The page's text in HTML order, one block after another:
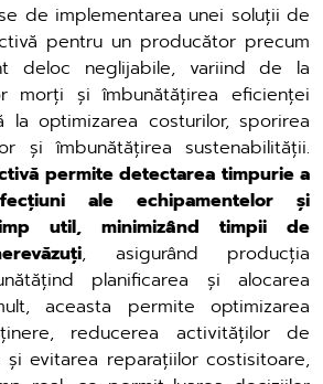
de implementarea unei soluții de
pentru un producător precum
deloc neglijabile, variind de la
morți și îmbunătățirea eficienței
la optimizarea costurilor, sporirea
și îmbunătățirea sustenabilității.
permite detectarea timpurie a
ale echipamentelor și
util, minimizând timpii de
, asigurând producția
planificarea și alocarea
aceasta permite optimizarea
reducerea activităților de
și evitarea reparațiilor costisitoare,